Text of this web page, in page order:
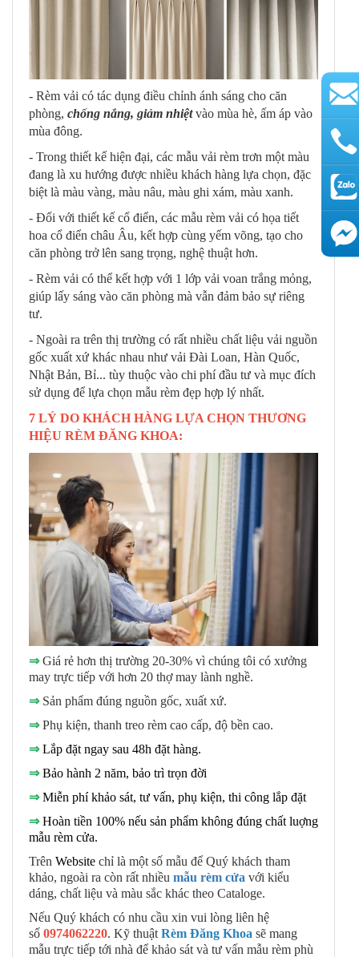
- Rèm vải có tác dụng điều chỉnh ánh sáng cho căn
phòng, chống nắng, giảm nhiệtvào mùa hè, ấm áp vào
mùa đông.
- Trong thiết kế hiện đại, các mẫu vải rèm trơn một màu
đang là xu hướng được nhiều khách hàng lựa chọn, đặc
biệt là màu vàng, màu nâu, màu ghi xám, màu xanh.
- Đối với thiết kế cổ điển, các mẫu rèm vải có họa tiết
hoa cổ điển châu Âu, kết hợp cùng yếm võng, tạo cho
căn phòng trở lên sang trọng, nghệ thuật hơn.
- Rèm vải có thể kết hợp với 1 lớp vải voan trắng mỏng,
giúp lấy sáng vào căn phòng mà vẫn đảm bảo sự riêng
tư.
- Ngoài ra trên thị trường có rất nhiều chất liệu vải nguồn
gốc xuất xứ khác nhau như vải Đài Loan, Hàn Quốc,
Nhật Bản, Bỉ... tùy thuộc vào chi phí đầu tư và mục đích
sử dụng để lựa chọn mẫu rèm đẹp hợp lý nhất.
7 LÝ DO KHÁCH HÀNG LỰA CHỌN THƯƠNG
HIỆU RÈM ĐĂNG KHOA:
⇒Giá rẻ hơn thị trường 20-30% vì chúng tôi có xưởng
may trực tiếp với hơn 20 thợ may lành nghề.
⇒Sản phẩm đúng nguồn gốc, xuất xứ.
⇒Phụ kiện, thanh treo rèm cao cấp, độ bền cao.
⇒ Lắp đặt ngay sau 48h đặt hàng.
⇒ Bảo hành 2 năm, bảo trì trọn đời
⇒ Miễn phí khảo sát, tư vấn, phụ kiện, thi công lắp đặt
⇒ Hoàn tiền 100% nếu sản phẩm không đúng chất luợng
mẫu rèm cửa.
Trên Website chỉ là một số mẫu để Quý khách tham
khảo, ngoài ra còn rất nhiều mẫu rèm cửa với kiểu
dáng, chất liệu và màu sắc khác theo Cataloge.
Nếu Quý khách có nhu cầu xin vui lòng liên hệ
số 0974062220. Kỹ thuật Rèm Đăng Khoa sẽ mang
mẫu trực tiếp tới nhà để khảo sát và tư vấn mẫu rèm phù
AutoAds